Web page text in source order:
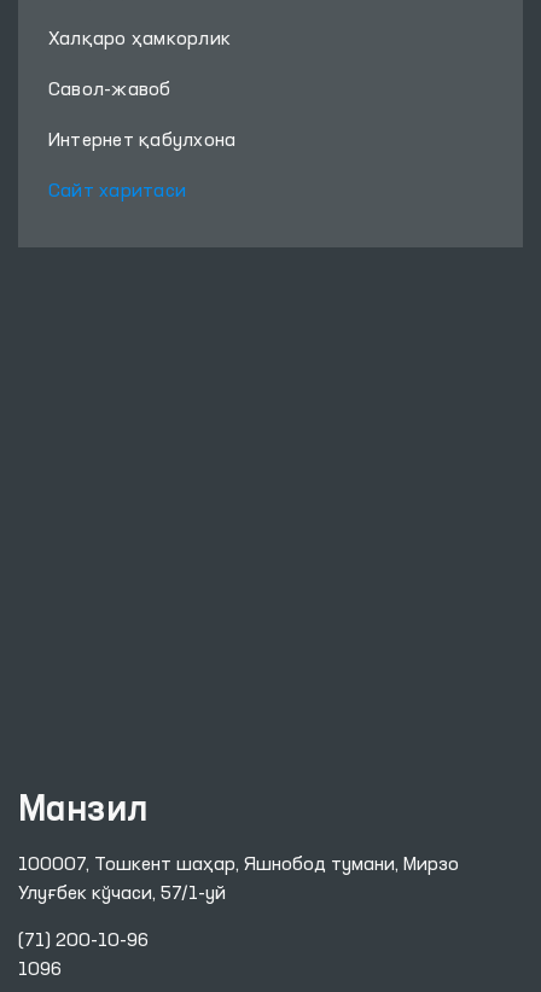
Халқаро ҳамкорлик
Савол-жавоб
Интернет қабулхона
Сайт харитаси
Манзил
100007, Тошкент шаҳар, Яшнобод тумани, Мирзо
Улуғбек кўчаси, 57/1-уй
(71) 200-10-96
1096